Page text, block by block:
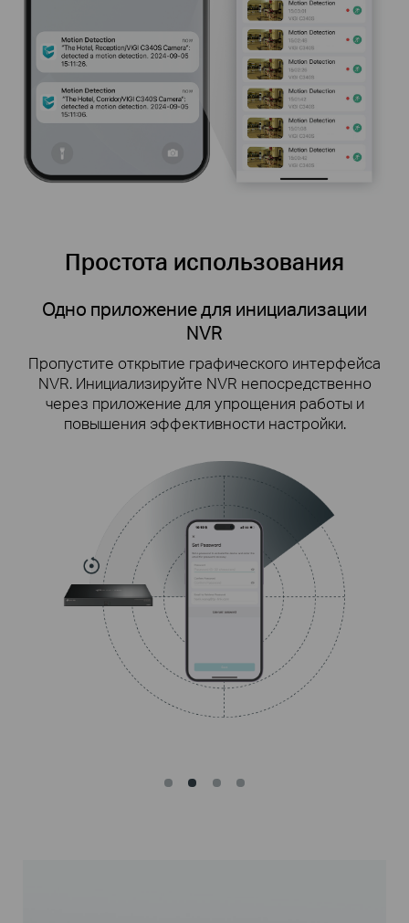
Простота использования
VIGI Toolkit* помогает установщикам
Приложение VIGI обеспечивает быстрый доступ к
различным инструментам установки, таким как
калькулятор видеовозможностей, пинг-тест,
устройства в локальной сети и выбор объектива,
что повышает эффективность установки и